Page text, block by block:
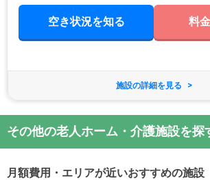
空き状況を知る 料
施設の詳細を見る
その他の老人ホーム・介護施設を探
月額費用・エリアが近いおすすめの施設